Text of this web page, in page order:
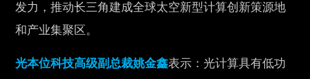
发力，推动长三角建成全球太空新型计算创新策源地
和产业集聚区。
光本位科技高级副总裁姚金鑫表示：光计算具有低功